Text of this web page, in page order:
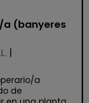
(banyeres
a
de